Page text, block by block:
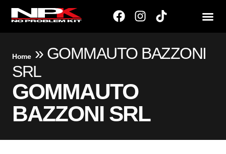
Home» GOMMAUTO BAZZONI
SRL
GOMMAUTO
BAZZONI SRL